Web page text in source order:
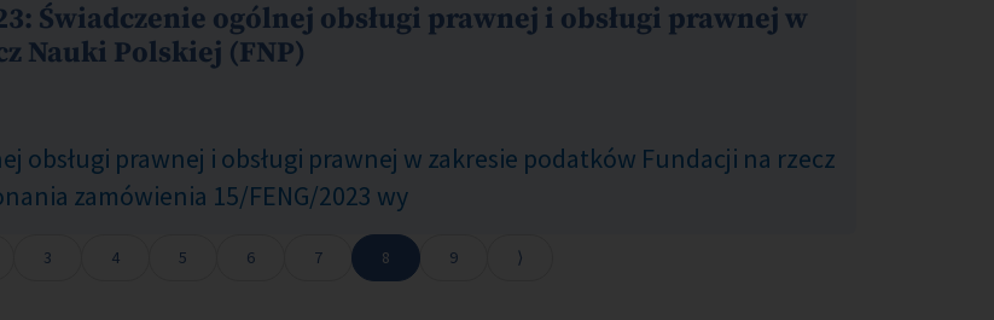
Świadczenie ogólnej obsługi prawnej i obsługi prawnej w
Nauki Polskiej (FNP)
obsługi prawnej i obsługi prawnej w zakresie podatków Fundacji na rzecz
zamówienia 15/FENG/2023 wy
3 4 5 6 7 8 9